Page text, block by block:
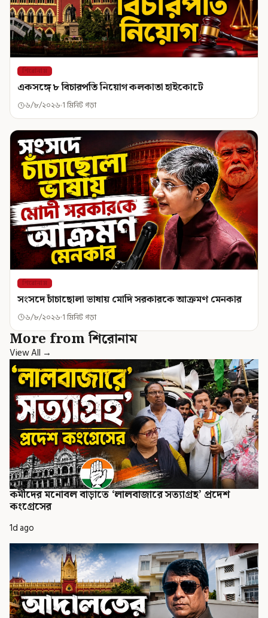
শিরোনাম
একসঙ্গে ৮ বিচারপতি নিয়োগ কলকাতা হাইকোর্টে
৬/৮/২০২৬ 1 মিনিট পড়া
শিরোনাম
সংসদে চাঁচাছোলা ভাষায় মোদি সরকারকে আক্রমণ মেনকার
৬/৮/২০২৬ 1 মিনিট পড়া
More from শিরোনাম
View All →
কর্মীদের মনোবল বাড়াতে ‘লালবাজারে সত্যাগ্রহ’ প্রদেশ
কংগ্রেসের
1d ago